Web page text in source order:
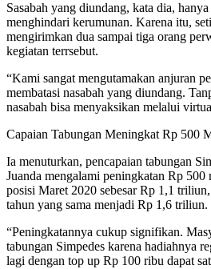
Sasabah yang diundang, kata dia,
menghindari kerumunan. Karena itu,
mengirimkan dua sampai tiga orang
kegiatan terrsebut.
“Kami sangat mengutamakan anjuran
membatasi nasabah yang diundang.
nasabah bisa menyaksikan melalui
Capaian Tabungan Meningkat Rp 500
Ia menuturkan, pencapaian tabungan
Juanda mengalami peningkatan Rp
posisi Maret 2020 sebesar Rp 1,1
tahun yang sama menjadi Rp 1,6 triliun.
“Peningkatannya cukup signifikan.
tabungan Simpedes karena hadiahnya
lagi dengan top up Rp 100 ribu dapat